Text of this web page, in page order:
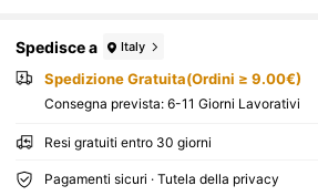
Spedisce a Italy
Spedizione Gratuita(Ordini ≥ 9.00€)
Consegna prevista: 6-11 Giorni Lavorativi
Resi gratuiti entro 30 giorni
Pagamenti sicuri · Tutela della privacy